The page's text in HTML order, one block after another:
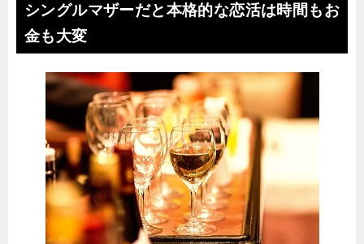
シングルマザーだと本格的な恋活は時間もお
金も大変